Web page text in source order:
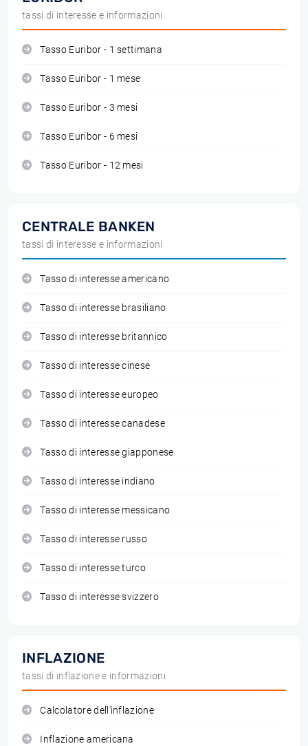
tassi di interesse e informazioni
Tasso Euribor - 1 settimana
Tasso Euribor - 1 mese
Tasso Euribor - 3 mesi
Tasso Euribor - 6 mesi
Tasso Euribor - 12 mesi
CENTRALE BANKEN
tassi di interesse e informazioni
Tasso di interesse americano
Tasso di interesse brasiliano
Tasso di interesse britannico
Tasso di interesse cinese
Tasso di interesse europeo
Tasso di interesse canadese
Tasso di interesse giapponese
Tasso di interesse indiano
Tasso di interesse messicano
Tasso di interesse russo
Tasso di interesse turco
Tasso di interesse svizzero
INFLAZIONE
tassi di inflazione e informazioni
Calcolatore dell'inflazione
Inflazione americana